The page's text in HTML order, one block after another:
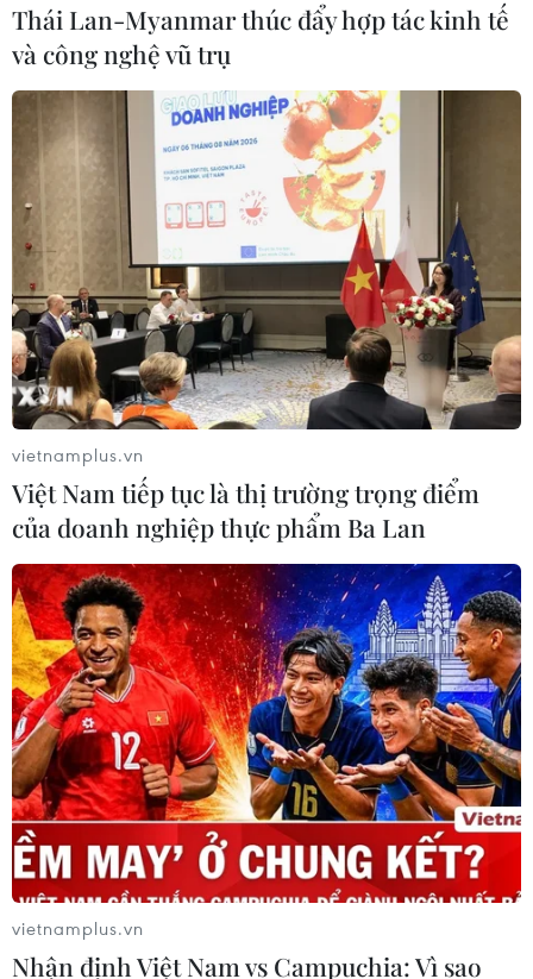
Thái Lan-Myanmar thúc đẩy hợp tác kinh tế
và công nghệ vũ trụ
vietnamplus.vn
Việt Nam tiếp tục là thị trường trọng điểm
của doanh nghiệp thực phẩm Ba Lan
vietnamplus.vn
Nhận định Việt Nam vs Campuchia: Vì sao